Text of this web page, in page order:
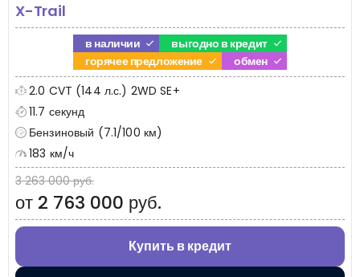
X-Trail
в наличии
выгодно в кредит
горячее предложение
обмен
2.0 CVT (144 л.с.) 2WD SE+
11.7 секунд
Бензиновый (7.1/100 км)
183 км/ч
3 263 000 руб.
от 2 763 000 руб.
Купить в кредит